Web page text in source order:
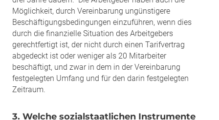
Möglichkeit, durch Vereinbarung ungünstigere
Beschäftigungsbedingungen einzuführen, wenn dies
durch die finanzielle Situation des Arbeitgebers
gerechtfertigt ist, der nicht durch einen Tarifvertrag
abgedeckt ist oder weniger als 20 Mitarbeiter
beschäftigt, und zwar in dem in der Vereinbarung
festgelegten Umfang und für den darin festgelegten
Zeitraum.
3. Welche sozialstaatlichen Instrumente